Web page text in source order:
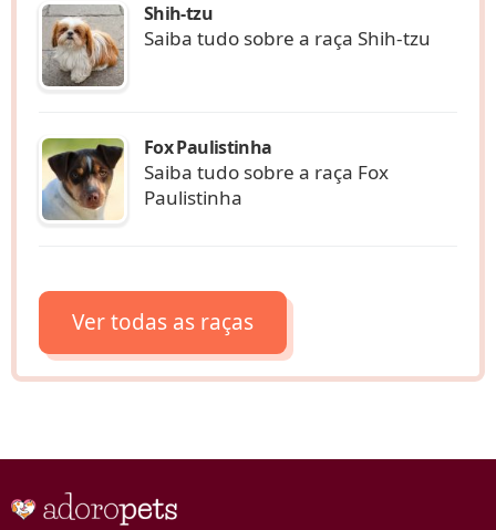
Shih-tzu
Saiba tudo sobre a raça Shih-tzu
Fox Paulistinha
Saiba tudo sobre a raça Fox
Paulistinha
Ver todas as raças